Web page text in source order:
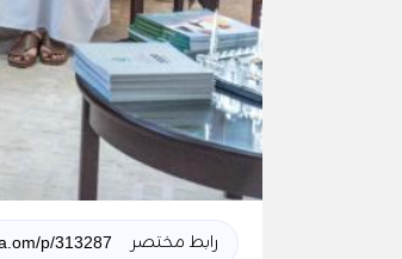
رابط مختصر